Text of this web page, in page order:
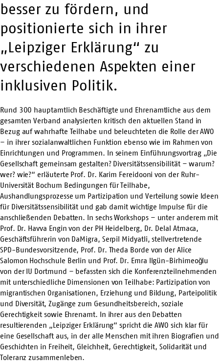
besser zu fördern, und
positionierte sich in ihrer
„Leipziger Erklärung“ zu
verschiedenen Aspekten einer
inklusiven Politik.
Rund 300 hauptamtlich Beschäftigte und Ehrenamtliche aus dem
gesamten Verband analysierten kritisch den aktuellen Stand in
Bezug auf wahrhafte Teilhabe und beleuchteten die Rolle der AWO
– in ihrer sozialanwaltlichen Funktion ebenso wie im Rahmen von
Einrichtungen und Programmen. In seinem Einführungsvortrag „Die
Gesellschaft gemeinsam gestalten? Diversitätssensibilität – warum?
wer? wie?“ erläuterte Prof. Dr. Karim Fereidooni von der Ruhr-
Universität Bochum Bedingungen für Teilhabe,
Aushandlungsprozesse um Partizipation und Verteilung sowie Ideen
für Diversitätssensibilität und gab damit wichtige Impulse für die
anschließenden Debatten. In sechs Workshops – unter anderem mit
Prof. Dr. Havva Engin von der PH Heidelberg, Dr. Delal Atmaca,
Geschäftsführerin von DaMigra, Serpil Midyatli, stellvertretende
SPD-Bundesvorsitzende, Prof. Dr. Theda Borde von der Alice
Salomon Hochschule Berlin und Prof. Dr. Emra Ilgün-Birhimeoğlu
von der IU Dortmund – befassten sich die Konferenzteilnehmenden
mit unterschiedliche Dimensionen von Teilhabe: Partizipation von
migrantischen Organisationen, Erziehung und Bildung, Parteipolitik
und Diversität, Zugänge zum Gesundheitsbereich, soziale
Gerechtigkeit sowie Ehrenamt. In ihrer aus den Debatten
resultierenden „Leipziger Erklärung“ spricht die AWO sich klar für
eine Gesellschaft aus, in der alle Menschen mit ihren Biografien und
Geschichten in Freiheit, Gleichheit, Gerechtigkeit, Solidarität und
Toleranz zusammenleben.